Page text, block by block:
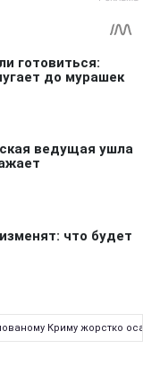
Криму жорстко